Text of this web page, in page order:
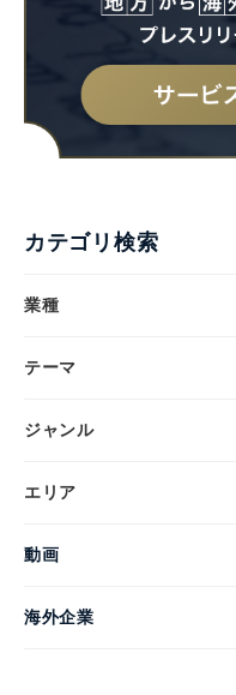
カテゴリ検索
業種
テーマ
ジャンル
エリア
動画
海外企業